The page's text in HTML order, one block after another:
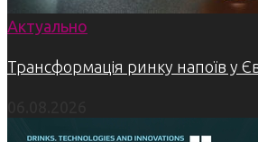
Актуально
Трансформація ринку напоїв у